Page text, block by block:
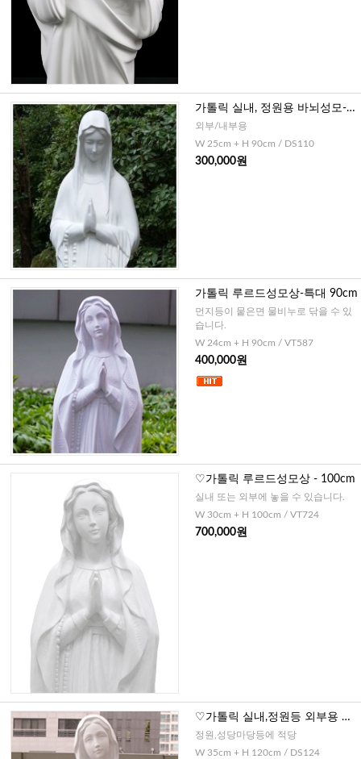
가톨릭 실내, 정원용 바뇌성모- 9
0cm
외부/내부용
W 25cm + H 90cm / DS110
300,000원
가톨릭 루르드성모상-특대 90cm
먼지등이 뭍은면 물비누로 닦을 수 있
습니다.
W 24cm + H 90cm / VT587
400,000원
♡가톨릭 루르드성모상 - 100cm
실내 또는 외부에 놓을 수 있습니다.
W 30cm + H 100cm / VT724
700,000원
♡가톨릭 실내,정원등 외부용 루
르드성모상 -120cm
정원,성당마당등에 적당
W 35cm + H 120cm / DS124